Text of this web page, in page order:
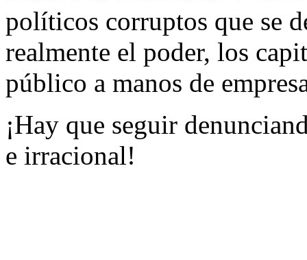
políticos corruptos que se
realmente el poder, los
público a manos de
¡Hay que seguir
e irracional!